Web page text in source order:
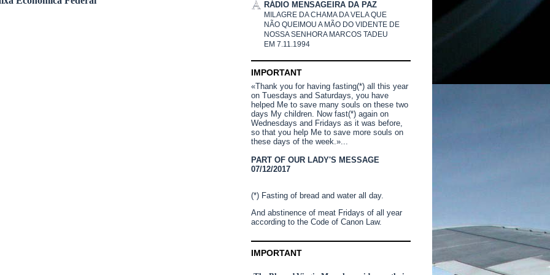
RÁDIO MENSAGEIRA DA PAZ
MILAGRE DA CHAMA DA VELA QUE
NÃO QUEIMOU A MÃO DO VIDENTE DE
NOSSA SENHORA MARCOS TADEU
EM 7.11.1994
IMPORTANT
«Thank you for having fasting(*) all this year
on Tuesdays and Saturdays, you have
helped Me to save many souls on these two
days My children. Now fast(*) again on
Wednesdays and Fridays as it was before,
so that you help Me to save more souls on
these days of the week.»...
PART OF OUR LADY'S MESSAGE
07/12/2017
(*) Fasting of bread and water all day.
And abstinence of meat Fridays of all year
according to the Code of Canon Law.
IMPORTANT